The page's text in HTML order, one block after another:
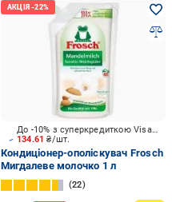
134.61₴/шт.
До -10% з суперкредиткою Visa Вигода
Кондиціонер-ополіскувач Frosch
Мигдалеве молочко 1 л
22